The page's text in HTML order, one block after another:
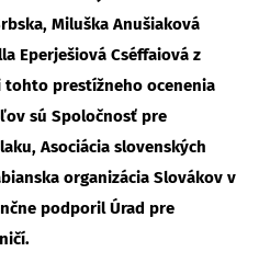
Miluška Anušiaková
Eperješiová Cséffaiová z
prestížneho ocenenia
sú Spoločnosť pre
Asociácia slovenských
organizácia Slovákov v
podporil Úrad pre